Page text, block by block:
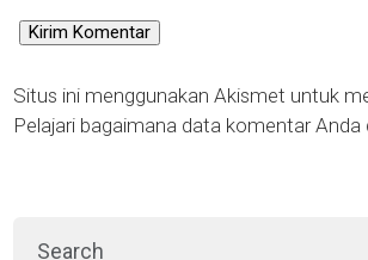
Situs ini menggunakan Akismet untuk
Pelajari bagaimana data komentar Anda